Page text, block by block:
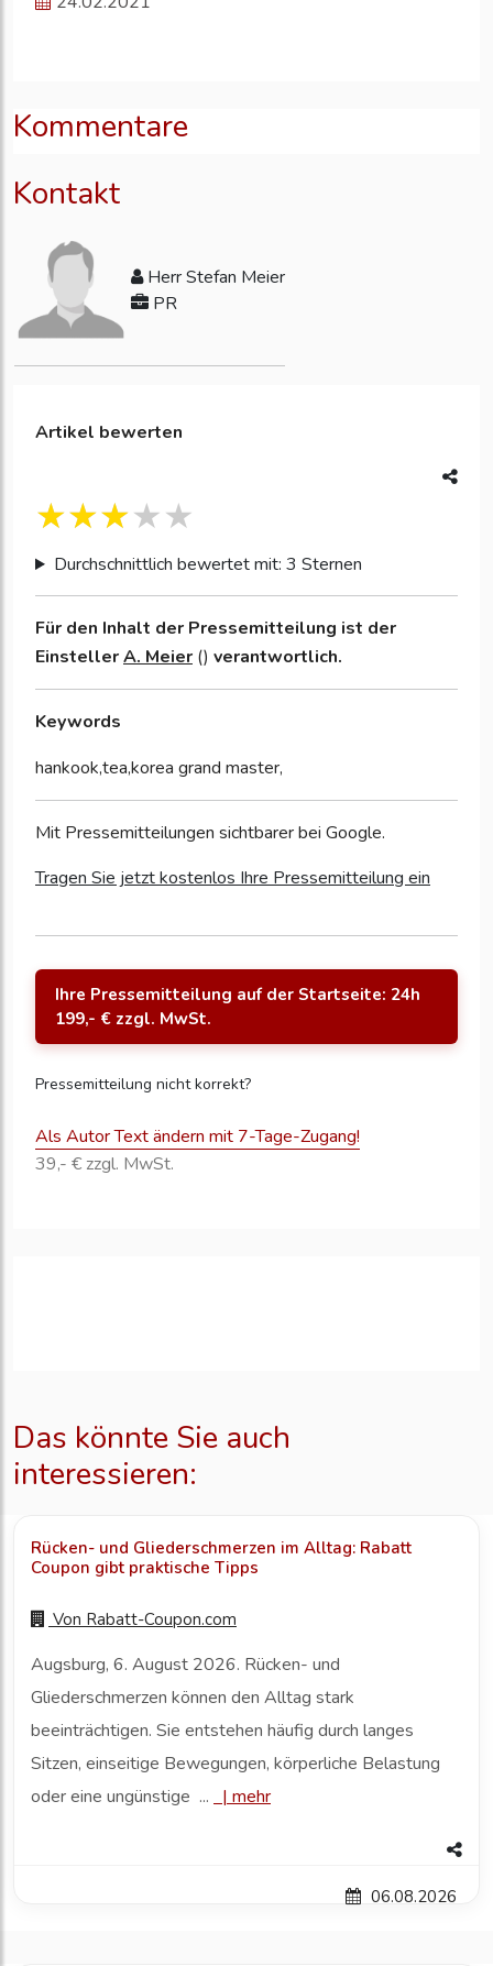
Kommentare
Kontakt
Herr Stefan Meier
PR
Artikel bewerten
Durchschnittlich bewertet mit: 3 Sternen
Für den Inhalt der Pressemitteilung ist der
EinstellerA. Meier () verantwortlich.
Keywords
hankook,tea,korea grand master,
Mit Pressemitteilungen sichtbarer bei Google.
Tragen Sie jetzt kostenlos Ihre Pressemitteilung ein
Ihre Pressemitteilung auf der Startseite: 24h
199,- € zzgl. MwSt.
Pressemitteilung nicht korrekt?
Als Autor Text ändern mit 7-Tage-Zugang!
39,- € zzgl. MwSt.
Das könnte Sie auch
interessieren:
Rücken- und Gliederschmerzen im Alltag: Rabatt
Coupon gibt praktische Tipps
Von Rabatt-Coupon.com
Augsburg, 6. August 2026. Rücken- und
Gliederschmerzen können den Alltag stark
beeinträchtigen. Sie entstehen häufig durch langes
Sitzen, einseitige Bewegungen, körperliche Belastung
oder eine ungünstige ...
| mehr
06.08.2026